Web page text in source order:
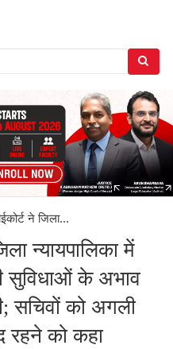
ने जिला...
न्यायपालिका में
सुविधाओं के अभाव
सचिवों को अगली
रहने को कहा